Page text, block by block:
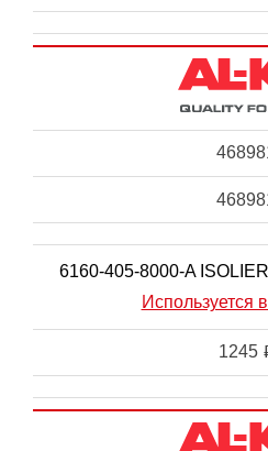
6160-405-8000-A
Используется
1245